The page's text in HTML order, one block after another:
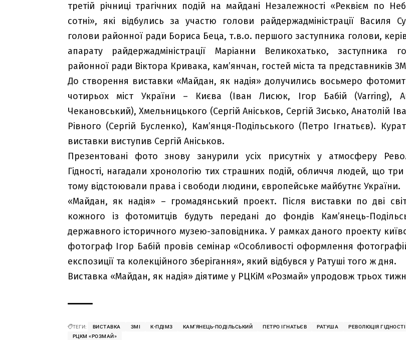
третій річниці трагічних подій на майдані Незалежності «Реквієм по
сотні», які відбулись за участю голови райдержадміністрації Василя
голови районної ради Бориса Беца, т.в.о. першого заступника голови,
апарату райдержадміністрації Маріанни Великохатько, заступника
районної ради Віктора Кривака, кам’янчан, гостей міста та представників
До створення виставки «Майдан, як надія» долучились восьмеро
чотирьох міст України – Києва (Іван Лисюк, Ігор Бабій (Varring),
Чекановський), Хмельницького (Сергій Аніськов, Сергій Зисько, Анатолій
Рівного (Сергій Бусленко), Кам’янця-Подільського (Петро Ігнатьєв).
виставки виступив Сергій Аніськов.
Презентовані фото знову занурили усіх присутніх у атмосферу
Гідності, нагадали хронологію тих страшних подій, обличчя людей, що
тому відстоювали права і свободи людини, європейське майбутнє України.
«Майдан, як надія» – громадянський проект. Після виставки по дві
кожного із фотомитців будуть передані до фондів Кам’янець-
державного історичного музею-заповідника. У рамках даного проекту
фотограф Ігор Бабій провів семінар «Особливості оформлення
експозиції та колекційного зберігання», який відбувся у Ратуші того ж дня.
Виставка «Майдан, як надія» діятиме у РЦКіМ «Розмай» упродовж трьох
ТЕГИ: ВИСТАВКА ЗМІ К-ПДІМЗ КАМ'ЯНЕЦЬ-ПОДІЛЬСЬКИЙ ПЕТРО ІГНАТЬЄВ РАТУША
РЕВОЛЮЦІЯ ГІДНОСТІ
РЦКМ «РОЗМАЙ»